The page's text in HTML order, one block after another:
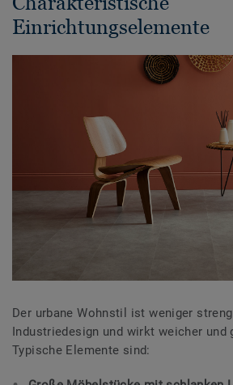
Einrichtungselemente
Der urbane Wohnstil ist weniger
Industriedesign und wirkt weicher und
Typische Elemente sind: